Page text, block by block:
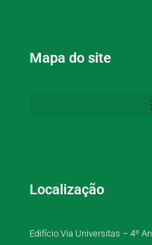
Mapa do site
Localização
Edifício Via Universitas – 4º